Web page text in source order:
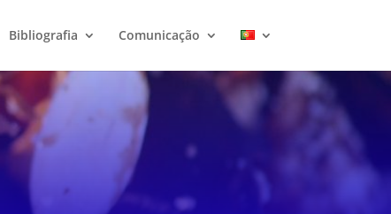
Bibliografia Comunicação